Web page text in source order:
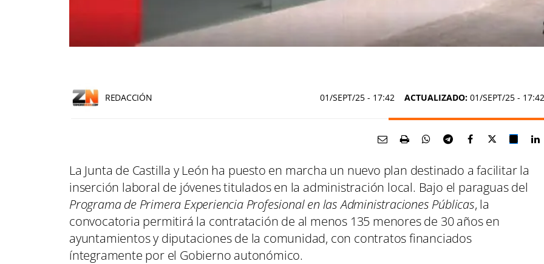
REDACCIÓN 01/SEPT/25 - 17:42 ACTUALIZADO: 01/SEPT/25 - 17:42
La Junta de Castilla y León ha puesto en marcha un nuevo plan destinado a facilitar la
inserción laboral de jóvenes titulados en la administración local. Bajo el paraguas del
Programa de Primera Experiencia Profesional en las Administraciones Públicas, la
convocatoria permitirá la contratación de al menos 135 menores de 30 años en
ayuntamientos y diputaciones de la comunidad, con contratos financiados
íntegramente por el Gobierno autonómico.